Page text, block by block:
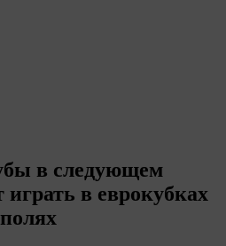
в следующем
играть в еврокубках